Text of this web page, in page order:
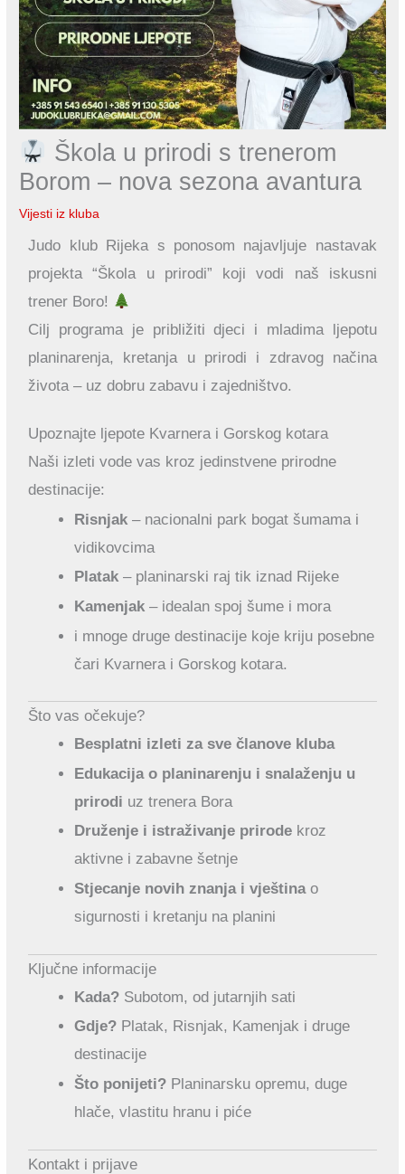
Škola u prirodi s trenerom
Borom – nova sezona avantura
Vijesti iz kluba
Judo klub Rijeka s ponosom najavljuje nastavak
projekta “Škola u prirodi” koji vodi naš iskusni
trener Boro!
Cilj programa je približiti djeci i mladima ljepotu
planinarenja, kretanja u prirodi i zdravog načina
života – uz dobru zabavu i zajedništvo.
Upoznajte ljepote Kvarnera i Gorskog kotara
Naši izleti vode vas kroz jedinstvene prirodne
destinacije:
Risnjak – nacionalni park bogat šumama i
vidikovcima
Platak – planinarski raj tik iznad Rijeke
Kamenjak – idealan spoj šume i mora
i mnoge druge destinacije koje kriju posebne
čari Kvarnera i Gorskog kotara.
Što vas očekuje?
Besplatni izleti za sve članove kluba
Edukacija o planinarenju i snalaženju u
prirodi uz trenera Bora
Druženje i istraživanje prirode kroz
aktivne i zabavne šetnje
Stjecanje novih znanja i vještinao
sigurnosti i kretanju na planini
Ključne informacije
Kada? Subotom, od jutarnjih sati
Gdje? Platak, Risnjak, Kamenjak i druge
destinacije
Što ponijeti? Planinarsku opremu, duge
hlače, vlastitu hranu i piće
Kontakt i prijave